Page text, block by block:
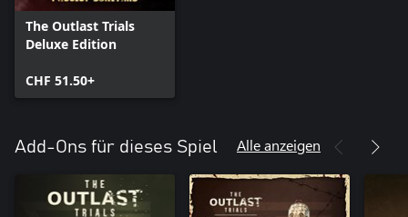
The Outlast Trials
Deluxe Edition
CHF 51.50+
Add-Ons für dieses Spiel Alle anzeigen